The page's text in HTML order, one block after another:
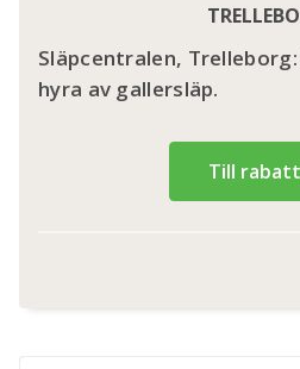
Släpcentralen,
hyra av gallersläp.
Till